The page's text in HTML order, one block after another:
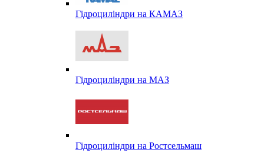
Гідроциліндри на КАМАЗ
Гідроциліндри на МАЗ
Гідроциліндри на Ростсельмаш